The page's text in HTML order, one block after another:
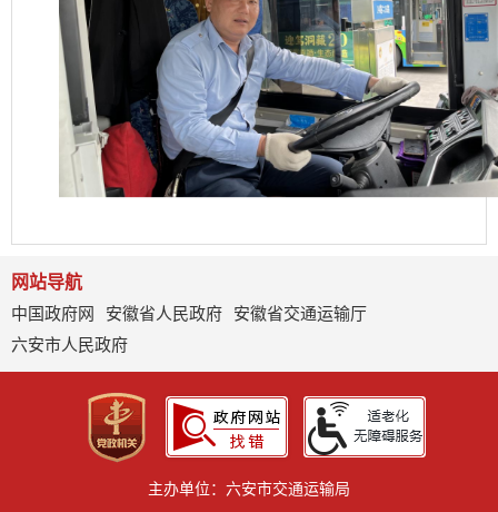
网站导航
中国政府网
安徽省人民政府
安徽省交通运输厅
六安市人民政府
主办单位：六安市交通运输局